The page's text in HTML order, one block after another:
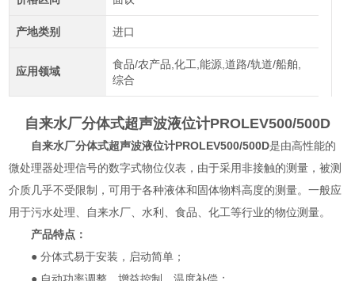
产地类别 进口
应用领域
食品/农产品,化工,能源,道路/轨道/船舶,
综合
自来水厂分体式超声波液位计PROLEV500/500D
自来水厂分体式超声波液位计PROLEV500/500D是由高性能的
微处理器处理信号的数字式物位仪表，由于采用非接触的测量，被测
介质几乎不受限制，可用于各种液体和固体物料高度的测量。一般应
用于污水处理、自来水厂、水利、食品、化工等行业的物位测量。
产品特点：
● 分体式易于安装，启动简单；